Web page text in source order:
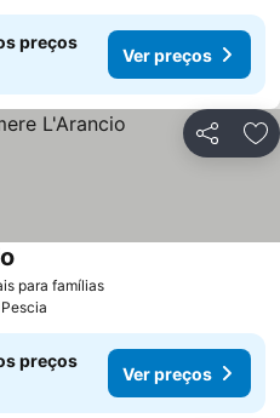
preços
Ver preços
Partilhar
para famíliasVer preços
preços
Ver preços